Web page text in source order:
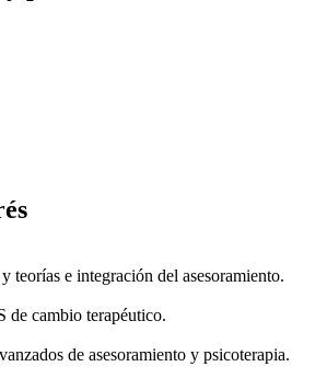
teorías e integración del asesoramiento.
cambio terapéutico.
de asesoramiento y psicoterapia.